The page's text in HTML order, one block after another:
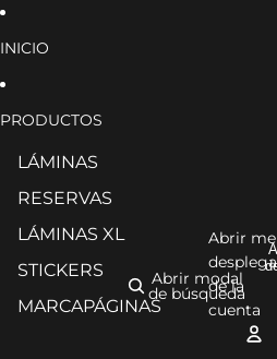
INICIO
PRODUCTOS
LÁMINAS
RESERVAS
LÁMINAS XL
STICKERS
MARCAPÁGINAS
Abrir modal
de búsqueda
Abrir
de la
cuenta